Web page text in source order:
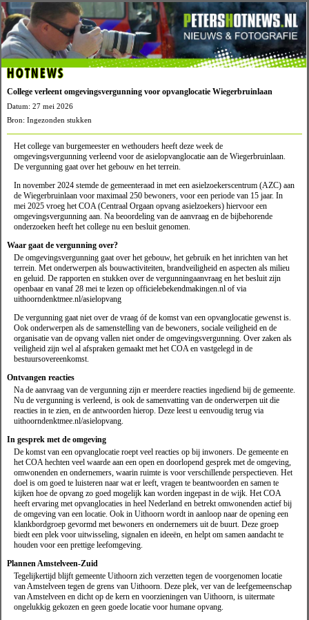
HOTNEWS
College verleent omgevingsvergunning voor opvanglocatie Wiegerbruinlaan
Datum: 27 mei 2026
Bron: Ingezonden stukken
Het college van burgemeester en wethouders heeft deze week de
omgevingsvergunning verleend voor de asielopvanglocatie aan de Wiegerbruinlaan.
De vergunning gaat over het gebouw en het terrein.
In november 2024 stemde de gemeenteraad in met een asielzoekerscentrum (AZC) aan
de Wiegerbruinlaan voor maximaal 250 bewoners, voor een periode van 15 jaar. In
mei 2025 vroeg het COA (Centraal Orgaan opvang asielzoekers) hiervoor een
omgevingsvergunning aan. Na beoordeling van de aanvraag en de bijbehorende
onderzoeken heeft het college nu een besluit genomen.
Waar gaat de vergunning over?
De omgevingsvergunning gaat over het gebouw, het gebruik en het inrichten van het
terrein. Met onderwerpen als bouwactiviteiten, brandveiligheid en aspecten als milieu
en geluid. De rapporten en stukken over de vergunningaanvraag en het besluit zijn
openbaar en vanaf 28 mei te lezen op officielebekendmakingen.nl of via
uithoorndenktmee.nl/asielopvang
De vergunning gaat niet over de vraag óf de komst van een opvanglocatie gewenst is.
Ook onderwerpen als de samenstelling van de bewoners, sociale veiligheid en de
organisatie van de opvang vallen niet onder de omgevingsvergunning. Over zaken als
veiligheid zijn wel al afspraken gemaakt met het COA en vastgelegd in de
bestuursovereenkomst.
Ontvangen reacties
Na de aanvraag van de vergunning zijn er meerdere reacties ingediend bij de gemeente.
Nu de vergunning is verleend, is ook de samenvatting van de onderwerpen uit die
reacties in te zien, en de antwoorden hierop. Deze leest u eenvoudig terug via
uithoorndenktmee.nl/asielopvang.
In gesprek met de omgeving
De komst van een opvanglocatie roept veel reacties op bij inwoners. De gemeente en
het COA hechten veel waarde aan een open en doorlopend gesprek met de omgeving,
omwonenden en ondernemers, waarin ruimte is voor verschillende perspectieven. Het
doel is om goed te luisteren naar wat er leeft, vragen te beantwoorden en samen te
kijken hoe de opvang zo goed mogelijk kan worden ingepast in de wijk. Het COA
heeft ervaring met opvanglocaties in heel Nederland en betrekt omwonenden actief bij
de omgeving van een locatie. Ook in Uithoorn wordt in aanloop naar de opening een
klankbordgroep gevormd met bewoners en ondernemers uit de buurt. Deze groep
biedt een plek voor uitwisseling, signalen en ideeën, en helpt om samen aandacht te
houden voor een prettige leefomgeving.
Plannen Amstelveen-Zuid
Tegelijkertijd blijft gemeente Uithoorn zich verzetten tegen de voorgenomen locatie
van Amstelveen tegen de grens van Uithoorn. Deze plek, ver van de leefgemeenschap
van Amstelveen en dicht op de kern en voorzieningen van Uithoorn, is uitermate
ongelukkig gekozen en geen goede locatie voor humane opvang.